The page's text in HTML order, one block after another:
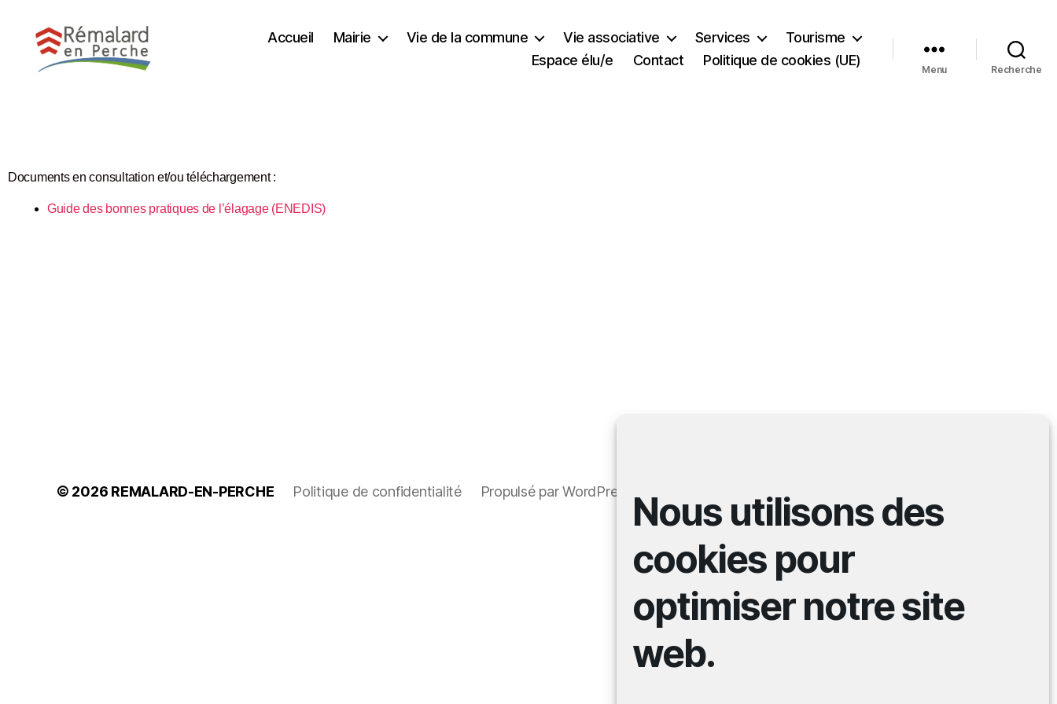
Nous utilisons des
cookies pour
optimiser notre site
web.
Accueil Mairie Vie de la commune Vie associative Services
Tourisme
Espace élu/e
Contact Politique de cookies (UE)
Menu Recherche
Documents en consultation et/ou téléchargement :
Guide des bonnes pratiques de l’élagage (ENEDIS)
© 2026 REMALARD-EN-PERCHE Politique de confidentialité Propulsé par WordPress